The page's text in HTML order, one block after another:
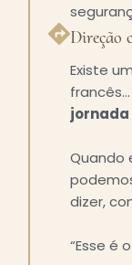
Direção
Existe
francês…
jornada
Quando
dizer,
“Esse é